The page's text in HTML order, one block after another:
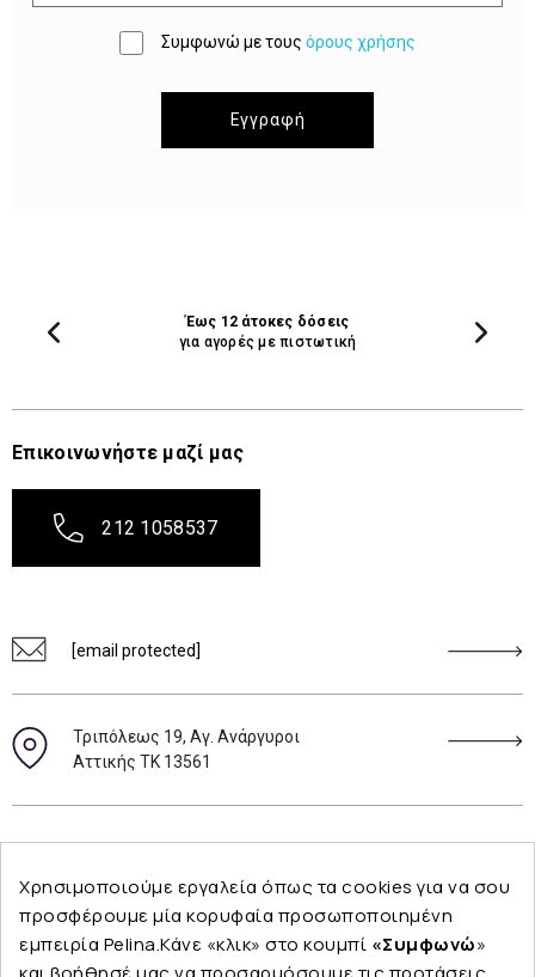
Συμφωνώ με τους όρους χρήσης
Εγγραφή
Έως 12 άτοκες δόσεις
για αγορές με πιστωτική
Επικοινωνήστε μαζί μας
212 1058537
[email protected]
Τριπόλεως 19, Αγ. Ανάργυροι
Αττικής ΤΚ 13561
Χρησιμοποιούμε εργαλεία όπως τα cookies για να σου
προσφέρουμε μία κορυφαία προσωποποιημένη
εμπειρία Pelina.Κάνε «κλικ» στο κουμπί «Συμφωνώ»